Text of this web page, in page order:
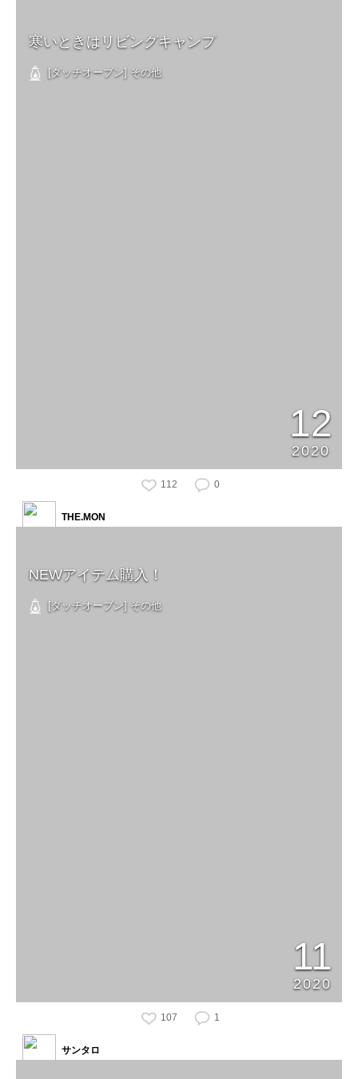
寒いときはリビングキャンプ
[ダッチオーブン] その他
12
2020
112 0
NEWアイテム購入！
[ダッチオーブン] その他
11
2020
THE.MON
107 1
サンタロ